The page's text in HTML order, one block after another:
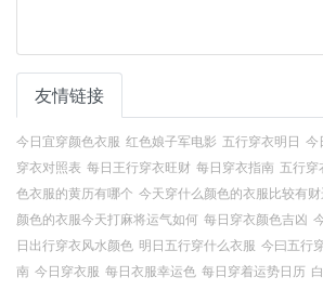
友情链接
今日宜穿颜色衣服 红色娘子军电影 五行穿衣明日 今
穿衣对照表 每日王行穿衣旺财 每日穿衣指南 五行穿
色衣服的黄历有哪个 今天穿什么颜色的衣服比较有财
颜色的衣服今天打麻将运气如何 每日穿衣颜色吉凶
日出行穿衣风水颜色 明日五行穿什么衣服 今曰五行
南 今日穿衣服 每日衣服幸运色 每日穿着运势日历